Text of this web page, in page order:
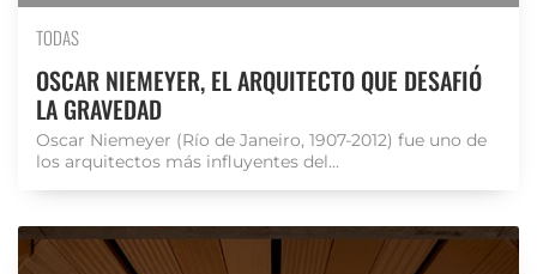
TODAS
OSCAR NIEMEYER, EL ARQUITECTO QUE DESAFIÓ
LA GRAVEDAD
Oscar Niemeyer (Río de Janeiro, 1907-2012) fue uno de
los arquitectos más influyentes del...